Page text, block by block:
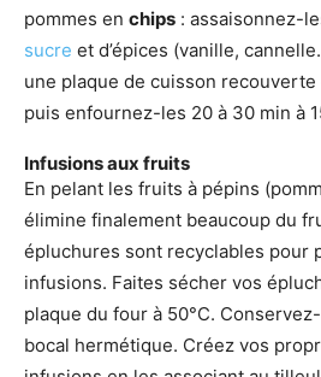
pommes en chips : assaisonnez-
sucre et d’épices (vanille,
une plaque de cuisson
puis enfournez-les 20 à 30 min à
Infusions aux fruits
En pelant les fruits à pépins
élimine finalement beaucoup du
épluchures sont recyclables pour
infusions. Faites sécher vos
plaque du four à 50°C.
bocal hermétique. Créez vos